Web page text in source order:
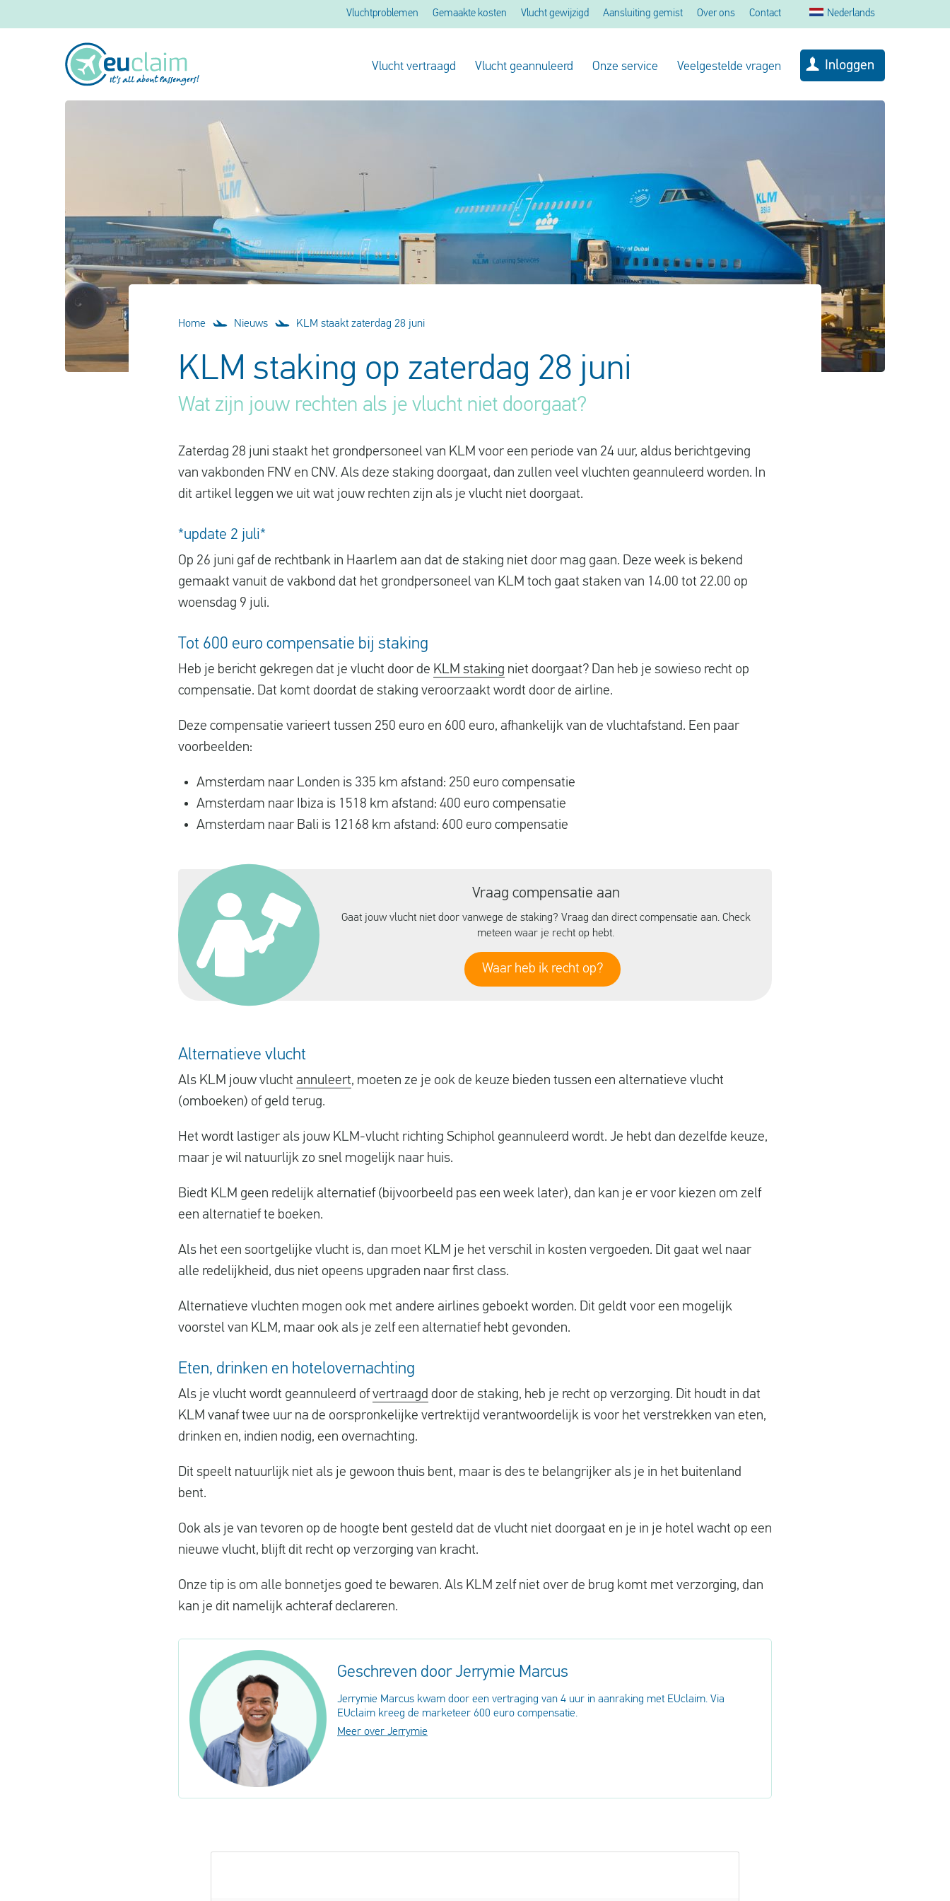
Vluchtproblemen Gemaakte kosten Vlucht gewijzigd Aansluiting gemist Over ons Contact Nederlands
Vlucht vertraagd Vlucht geannuleerd Onze service Veelgestelde vragen Inloggen
Home Nieuws KLM staakt zaterdag 28 juni
KLM staking op zaterdag 28 juni
Wat zijn jouw rechten als je vlucht niet doorgaat?
Zaterdag 28 juni staakt het grondpersoneel van KLM voor een periode van 24 uur, aldus berichtgeving
van vakbonden FNV en CNV. Als deze staking doorgaat, dan zullen veel vluchten geannuleerd worden. In
dit artikel leggen we uit wat jouw rechten zijn als je vlucht niet doorgaat.
*update 2 juli*
Op 26 juni gaf de rechtbank in Haarlem aan dat de staking niet door mag gaan. Deze week is bekend
gemaakt vanuit de vakbond dat het grondpersoneel van KLM toch gaat staken van 14.00 tot 22.00 op
woensdag 9 juli.
Tot 600 euro compensatie bij staking
Heb je bericht gekregen dat je vlucht door de KLM staking niet doorgaat? Dan heb je sowieso recht op
compensatie. Dat komt doordat de staking veroorzaakt wordt door de airline.
Deze compensatie varieert tussen 250 euro en 600 euro, afhankelijk van de vluchtafstand. Een paar
voorbeelden:
Amsterdam naar Londen is 335 km afstand: 250 euro compensatie
Amsterdam naar Ibiza is 1518 km afstand: 400 euro compensatie
Amsterdam naar Bali is 12168 km afstand: 600 euro compensatie
Vraag compensatie aan
Gaat jouw vlucht niet door vanwege de staking? Vraag dan direct compensatie aan. Check
meteen waar je recht op hebt.
Waar heb ik recht op?
Alternatieve vlucht
Als KLM jouw vlucht annuleert, moeten ze je ook de keuze bieden tussen een alternatieve vlucht
(omboeken) of geld terug.
Het wordt lastiger als jouw KLM-vlucht richting Schiphol geannuleerd wordt. Je hebt dan dezelfde keuze,
maar je wil natuurlijk zo snel mogelijk naar huis.
Biedt KLM geen redelijk alternatief (bijvoorbeeld pas een week later), dan kan je er voor kiezen om zelf
een alternatief te boeken.
Als het een soortgelijke vlucht is, dan moet KLM je het verschil in kosten vergoeden. Dit gaat wel naar
alle redelijkheid, dus niet opeens upgraden naar first class.
Alternatieve vluchten mogen ook met andere airlines geboekt worden. Dit geldt voor een mogelijk
voorstel van KLM, maar ook als je zelf een alternatief hebt gevonden.
Eten, drinken en hotelovernachting
Als je vlucht wordt geannuleerd ofvertraagd door de staking, heb je recht op verzorging. Dit houdt in dat
KLM vanaf twee uur na de oorspronkelijke vertrektijd verantwoordelijk is voor het verstrekken van eten,
drinken en, indien nodig, een overnachting.
Dit speelt natuurlijk niet als je gewoon thuis bent, maar is des te belangrijker als je in het buitenland
bent.
Ook als je van tevoren op de hoogte bent gesteld dat de vlucht niet doorgaat en je in je hotel wacht op een
nieuwe vlucht, blijft dit recht op verzorging van kracht.
Onze tip is om alle bonnetjes goed te bewaren. Als KLM zelf niet over de brug komt met verzorging, dan
kan je dit namelijk achteraf declareren.
Geschreven door Jerrymie Marcus
Jerrymie Marcus kwam door een vertraging van 4 uur in aanraking met EUclaim. Via
EUclaim kreeg de marketeer 600 euro compensatie.
Meer over Jerrymie